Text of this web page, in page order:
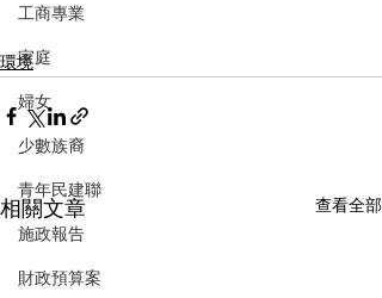
工商專業
家庭
婦女
少數族裔
青年民建聯
施政報告
財政預算案
環境
相關文章 查看全部